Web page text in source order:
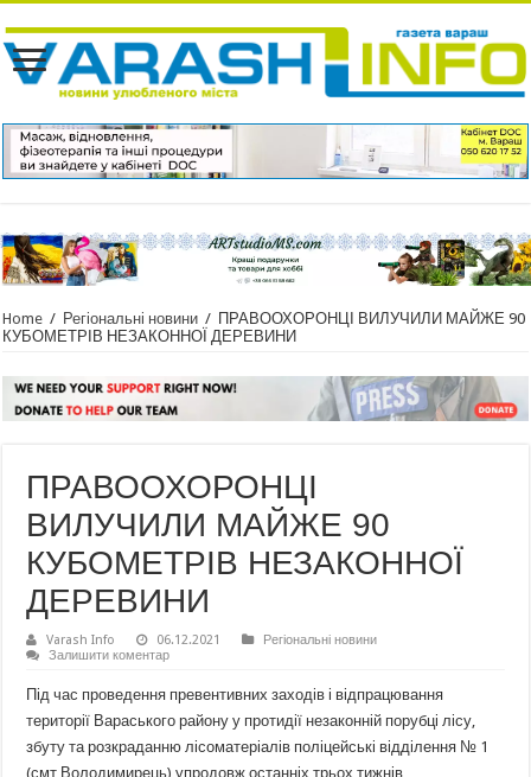
Home / Регіональні новини / ПРАВООХОРОНЦІ ВИЛУЧИЛИ МАЙЖЕ 90
КУБОМЕТРІВ НЕЗАКОННОЇ ДЕРЕВИНИ
ПРАВООХОРОНЦІ
ВИЛУЧИЛИ МАЙЖЕ 90
КУБОМЕТРІВ НЕЗАКОННОЇ
ДЕРЕВИНИ
Varash Info 06.12.2021
Регіональні новини
Залишити коментар
Під час проведення превентивних заходів і відпрацювання
території Вараського району у протидії незаконній порубці лісу,
збуту та розкраданню лісоматеріалів поліцейські відділення № 1
(смт Володимирець) упродовж останніх трьох тижнів